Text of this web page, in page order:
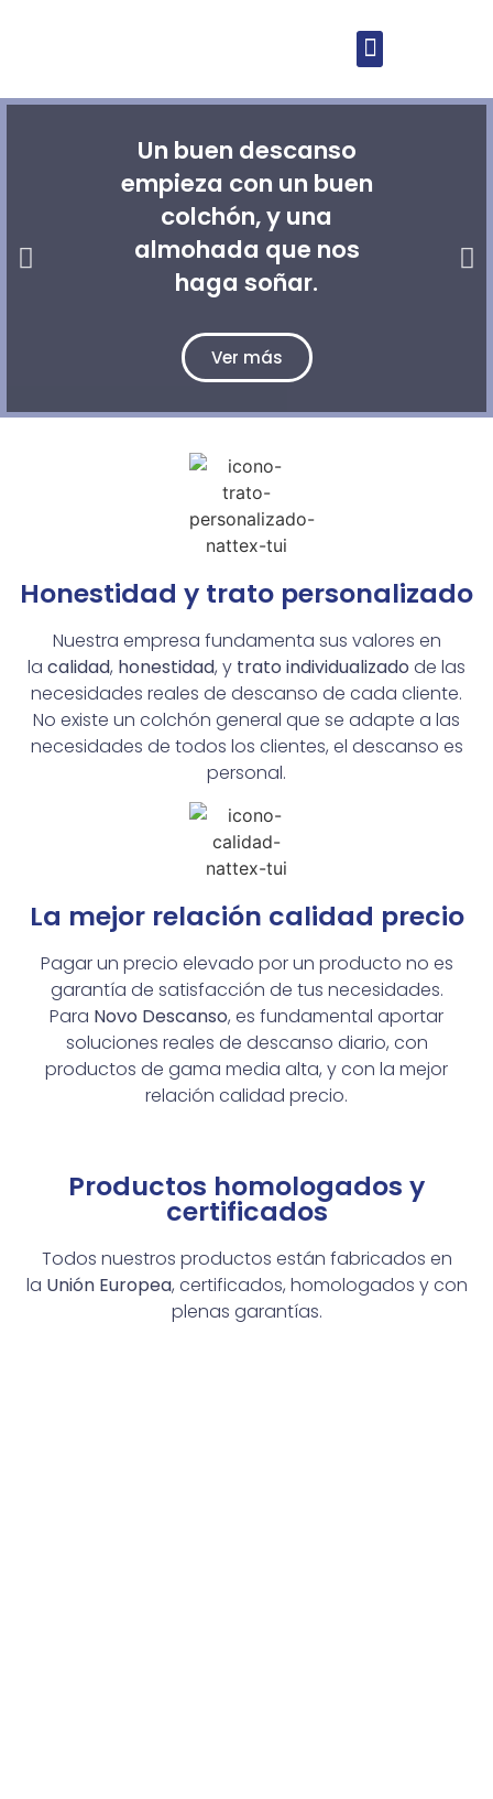
Un buen descanso
empieza con un buen
colchón, y una
almohada que nos
haga soñar.
Ver más
Honestidad y trato personalizado
Nuestra empresa fundamenta sus valores en
la calidad, honestidad, y trato individualizado de las
necesidades reales de descanso de cada cliente.
No existe un colchón general que se adapte a las
necesidades de todos los clientes, el descanso es
personal.
La mejor relación calidad precio
Pagar un precio elevado por un producto no es
garantía de satisfacción de tus necesidades.
Para Novo Descanso, es fundamental aportar
soluciones reales de descanso diario, con
productos de gama media alta, y con la mejor
relación calidad precio.
Productos homologados y
certificados
Todos nuestros productos están fabricados en
la Unión Europea, certificados, homologados y con
plenas garantías.